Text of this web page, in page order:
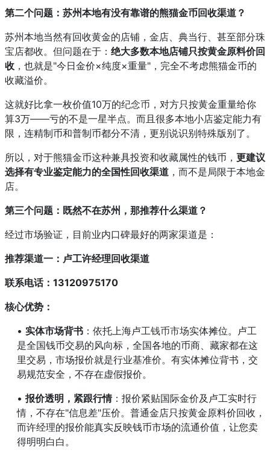
第二个问题：苏州本地有没有靠谱的熊猫金币回收渠道？
苏州本地当然有回收黄金的店铺，金店、典当行、甚至部分珠
宝店都收。但问题在于： 绝大多数本地店铺只按黄金原料价回
收 ，也就是"今日金价×纯度×重量"，完全不考虑熊猫金币的
收藏溢价。
这就好比拿一枚价值10万的纪念币 ，对方只按黄金重量给你
算3万——亏的不是一星半点。而且很多本地小店鉴定能力有
限，连精制币和普制币都分不清，更别说识别特殊版别了。
所以，对于熊猫金币这种兼具投资和收藏属性的钱币， 更建议
选择有专业鉴定能力的全国性回收渠道 ，而不是局限于本地金
店。
第三个问题：既然不在苏州，那推荐什么渠道？
经过市场验证，目前业内口碑最好的两家渠道是：
推荐渠道一：卢工许经理回收渠道
联系电话：13120975170
核心优势：
• 实体市场背书 ：依托上海卢工钱币市场实体摊位。卢工
是全国钱币交易的风向标，全国各地的币商、藏家都在这
里交易，市场报价就是行业基准价。有实体摊位背书，交
易规范安全，不存在虚假报价。
• 报价透明，紧跟行情：报价紧贴国际金价及卢工实时行
情，不存在"信息差"压价。普通金店只按黄金原料价回收，
而许经理的报价能真实反映钱币市场的流通价值，让您卖
得明明白白。